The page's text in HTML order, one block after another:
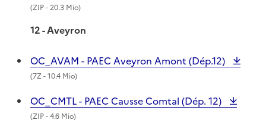
(ZIP- 20.3 Mio)
12 - Aveyron
OC_AVAM - PAEC Aveyron Amont (Dép.12)
(7Z- 10.4 Mio)
OC_CMTL - PAEC Causse Comtal (Dép. 12)
(ZIP- 4.6 Mio)